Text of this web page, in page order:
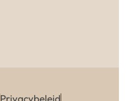
Privacybeleid